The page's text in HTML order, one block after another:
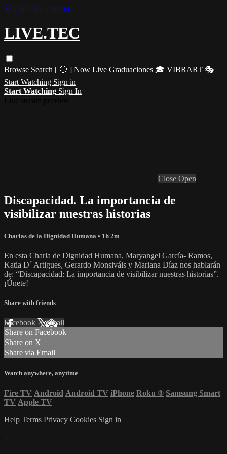
Skip to main content
LIVE.TEC
Browse Search [ 🔴 ] Now Live Graduaciones 🎓 VIBRART 🎭
Start Watching Sign in
Start Watching Sign In
Close Open
Discapacidad. La importancia de
visibilizar nuestras historias
Charlas de la Dignidad Humana • 1h 2m
En esta Charla de Dignidad Humana, Maryangel García- Ramos,
Katia D´ Artigues, Gerardo Monsiváis y Mariana Díaz nos hablarán
de: “Discapacidad: La importancia de visibilizar nuestras historias”.
¡Únete!
Share with friends
Facebook XEmail
Share on Facebook
Share on X
Share via Email
Watch anywhere, anytime
Fire TV Android Android TV iPhone Roku ® Samsung Smart
TV Apple TV
Help Terms Privacy Cookies Sign in
×